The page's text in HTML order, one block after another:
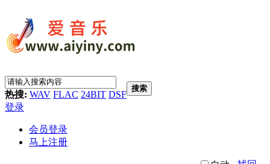
热搜: WAV FLAC 24BIT DSF
搜索
登录
会员登录
马上注册